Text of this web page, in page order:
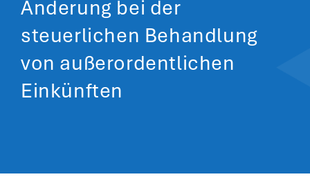
Änderung bei der
steuerlichen Behandlung
von außerordentlichen
Einkünften